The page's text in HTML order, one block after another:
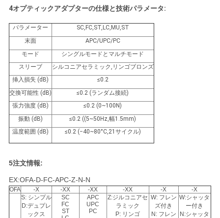
4オプティックアダプターの仕様と技術パラメータ:
パラメーター
SC,FC,ST,LC,MU,ST
末面
APC/UPC/PC
モード
シングルモードとマルチモード
スリーブ
シルコニアセラミック,リンゴブロンズ
挿入損失 (dB)
≤0.2
交換可能性 (dB)
≤0.2 (ランダム接続)
張力強度 (dB)
≤0.2 (0~100N)
振動 (dB)
≤0.2 ((5~50Hz,幅1.5mm)
温度範囲 (dB)
≤0.2 (−40~80°C,21サイクル)
5注文情報:
EX:OFA-D-FC-APC-Z-N-N
OFA -X -XX -XX -XX -X
-X
S: シンプル
D:デュプレ
ックス
SC
FC
ST
APC
UPC
PC
Z:ジルコニアセ
ラミック
P: リンゴ
W: フレン
ズ付き
N: フレン
W:シャッタ
ー付き
N:シャッタ